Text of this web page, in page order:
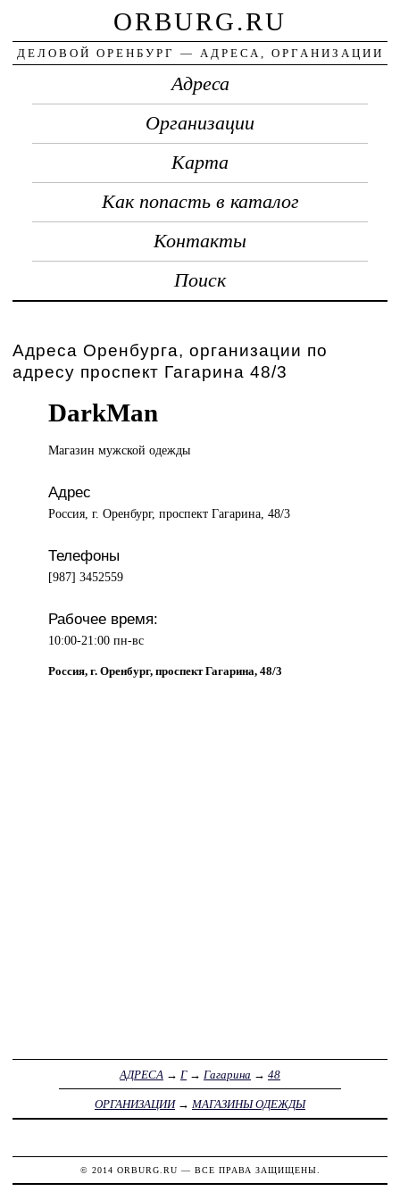
ORBURG.RU
ДЕЛОВОЙ ОРЕНБУРГ — АДРЕСА, ОРГАНИЗАЦИИ
Адреса
Организации
Карта
Как попасть в каталог
Контакты
Поиск
Адреса Оренбурга, организации по
адресу проспект Гагарина 48/3
DarkMan
Магазин мужскойодежды
Адрес
Россия, г. Оренбург, проспект Гагарина, 48/3
Телефоны
[987] 3452559
Рабочее время:
10:00-21:00 пн-вс
Россия, г. Оренбург, проспект Гагарина, 48/3
АДРЕСА → Г→ Гагарина → 48
ОРГАНИЗАЦИИ→ МАГАЗИНЫ ОДЕЖДЫ
© 2014 ORBURG.RU — ВСЕ ПРАВА ЗАЩИЩЕНЫ.